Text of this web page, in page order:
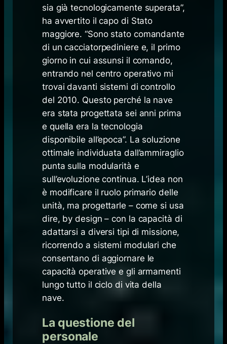
sia già tecnologicamente superata”,
ha avvertito il capo di Stato
maggiore. “Sono stato comandante
di un cacciatorpediniere e, il primo
giorno in cui assunsi il comando,
entrando nel centro operativo mi
trovai davanti sistemi di controllo
del 2010. Questo perché la nave
era stata progettata sei anni prima
e quella era la tecnologia
disponibile all’epoca”. La soluzione
ottimale individuata dall’ammiraglio
punta sulla modularità e
sull’evoluzione continua. L’idea non
è modificare il ruolo primario delle
unità, ma progettarle – come si usa
dire, by design – con la capacità di
adattarsi a diversi tipi di missione,
ricorrendo a sistemi modulari che
consentano di aggiornare le
capacità operative e gli armamenti
lungo tutto il ciclo di vita della
nave.
La questione del
personale